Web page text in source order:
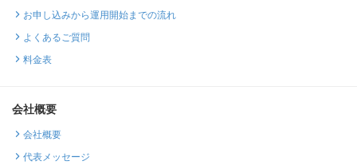
お申し込みから運用開始までの流れ
よくあるご質問
料金表
会社概要
会社概要
代表メッセージ